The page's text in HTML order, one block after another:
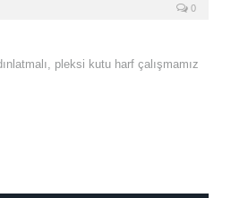
0
pleksi kutu harf çalışmamız